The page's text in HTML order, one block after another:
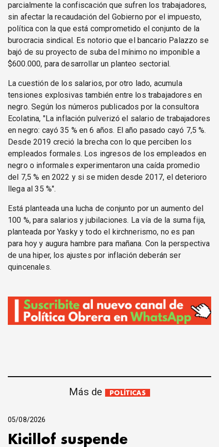
parcialmente la confiscación que sufren los trabajadores,
sin afectar la recaudación del Gobierno por el impuesto,
política con la que está comprometido el conjunto de la
burocracia sindical. Es notorio que el bancario Palazzo se
bajó de su proyecto de suba del mínimo no imponible a
$600.000, para desarrollar un planteo sectorial.
La cuestión de los salarios, por otro lado, acumula
tensiones explosivas también entre los trabajadores en
negro. Según los números publicados por la consultora
Ecolatina, "La inflación pulverizó el salario de trabajadores
en negro: cayó 35 % en 6 años. El año pasado cayó 7,5 %.
Desde 2019 creció la brecha con lo que perciben los
empleados formales. Los ingresos de los empleados en
negro o informales experimentaron una caída promedio
del 7,5 % en 2022 y si se miden desde 2017, el deterioro
llega al 35 %".
Está planteada una lucha de conjunto por un aumento del
100 %, para salarios y jubilaciones. La vía de la suma fija,
planteada por Yasky y todo el kirchnerismo, no es pan
para hoy y augura hambre para mañana. Con la perspectiva
de una hiper, los ajustes por inflación deberán ser
quincenales.
Más de POLÍTICAS
05/08/2026
Kicillof suspende